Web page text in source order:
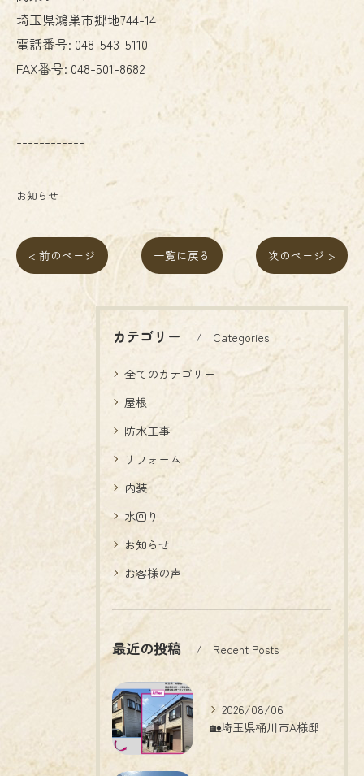
埼玉県鴻巣市郷地744-14
電話番号: 048-543-5110
FAX番号: 048-501-8682
----------------------------------------------------------
------------
お知らせ
< 前のページ 一覧に戻る 次のページ >
カテゴリー Categories
全てのカテゴリー
屋根
防水工事
リフォーム
内装
水回り
お知らせ
お客様の声
最近の投稿 Recent Posts
2026/08/06
🏡埼玉県桶川市A様邸